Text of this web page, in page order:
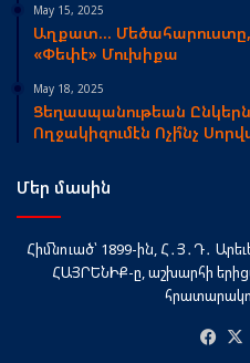
May 15, 2025
Աղքատ…
«Փեփէ» Մուխիքա
May 18, 2025
Ցեղասպանութեան
Ողջակիզումէն Ոչի՞նչ
Մեր մասին
Հիմնուած՝ 1899-ին, Հ․Յ․Դ․
ՀԱՅՐԵՆԻՔ-ը, աշխարհի